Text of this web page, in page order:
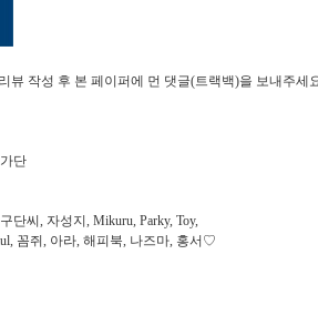
뷰 작성 후 본 페이퍼에 먼 댓글(트랙백)을 보내주세
단
단씨, 자성지, Mikuru, Parky, Toy,
꼼쥐, 아라, 해피북, 나즈마, 홍서♡